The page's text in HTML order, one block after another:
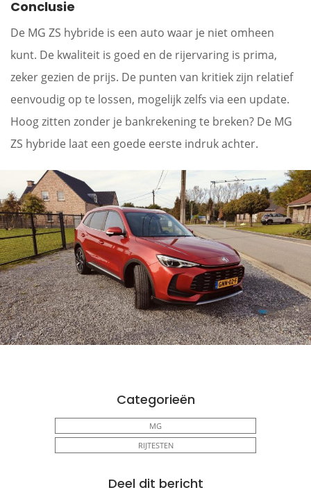
Conclusie
De MG ZS hybride is een auto waar je niet omheen
kunt. De kwaliteit is goed en de rijervaring is prima,
zeker gezien de prijs. De punten van kritiek zijn relatief
eenvoudig op te lossen, mogelijk zelfs via een update.
Hoog zitten zonder je bankrekening te breken? De MG
ZS hybride laat een goede eerste indruk achter.
Categorieën
MG
RIJTESTEN
Deel dit bericht